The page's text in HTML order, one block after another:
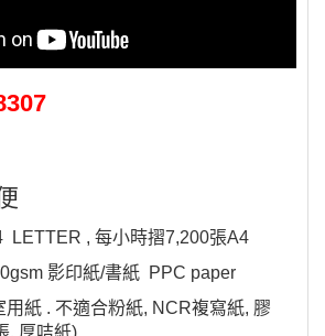
LETTER , 每小時摺7,200張A4
影印紙/書紙 PPC paper
紙 . 不適合粉紙, NCR複寫紙, 膠
, 厚咭紙)